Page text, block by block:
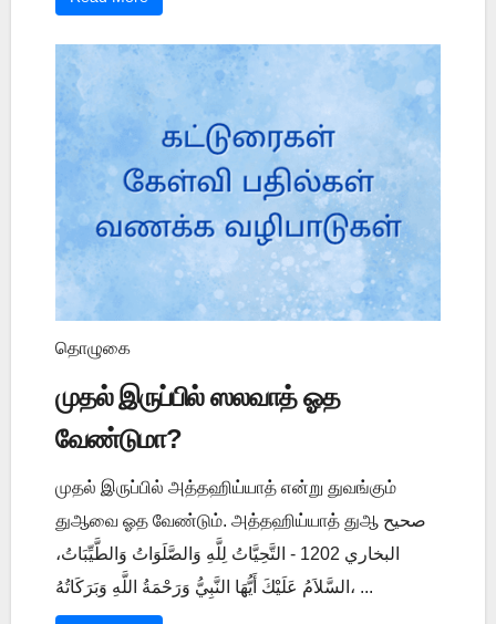
தொழுகை
முதல் இருப்பில் ஸலவாத் ஓத
வேண்டுமா?
முதல் இருப்பில் அத்தஹிய்யாத் என்று துவங்கும்
துஆவை ஓத வேண்டும். அத்தஹிய்யாத் துஆ صحيح
البخاري 1202 - التَّحِيَّاتُ لِلَّهِ وَالصَّلَوَاتُ وَالطَّيِّبَاتُ،
السَّلاَمُ عَلَيْكَ أَيُّهَا النَّبِيُّ وَرَحْمَةُ اللَّهِ وَبَرَكَاتُهُ، ...